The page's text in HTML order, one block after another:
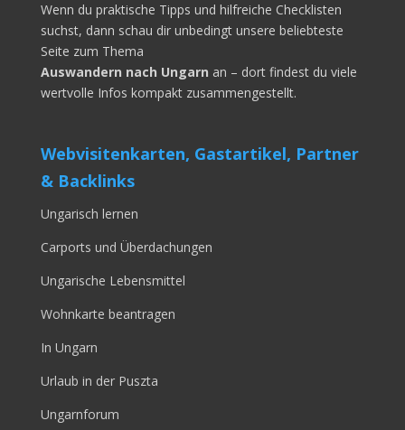
Wenn du praktische Tipps und hilfreiche Checklisten
suchst, dann schau dir unbedingt unsere beliebteste
Seite zum Thema
Auswandern nach Ungarn an – dort findest du viele
wertvolle Infos kompakt zusammengestellt.
Webvisitenkarten, Gastartikel, Partner
& Backlinks
Ungarisch lernen
Carports und Überdachungen
Ungarische Lebensmittel
Wohnkarte beantragen
In Ungarn
Urlaub in der Puszta
Ungarnforum